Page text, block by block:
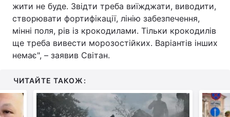
жити не буде. Звідти треба виїжджати, виводити,
створювати фортифікації, лінію забезпечення,
мінні поля, рів із крокодилами. Тільки крокодилів
ще треба вивести морозостійких. Варіантів інших
немає", – заявив Світан.
ЧИТАЙТЕ ТАКОЖ: